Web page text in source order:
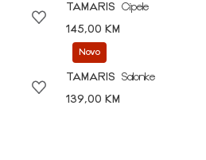
TAMARIS
Cipele
145,00 KM
Novo
TAMARIS
Salonke
139,00 KM